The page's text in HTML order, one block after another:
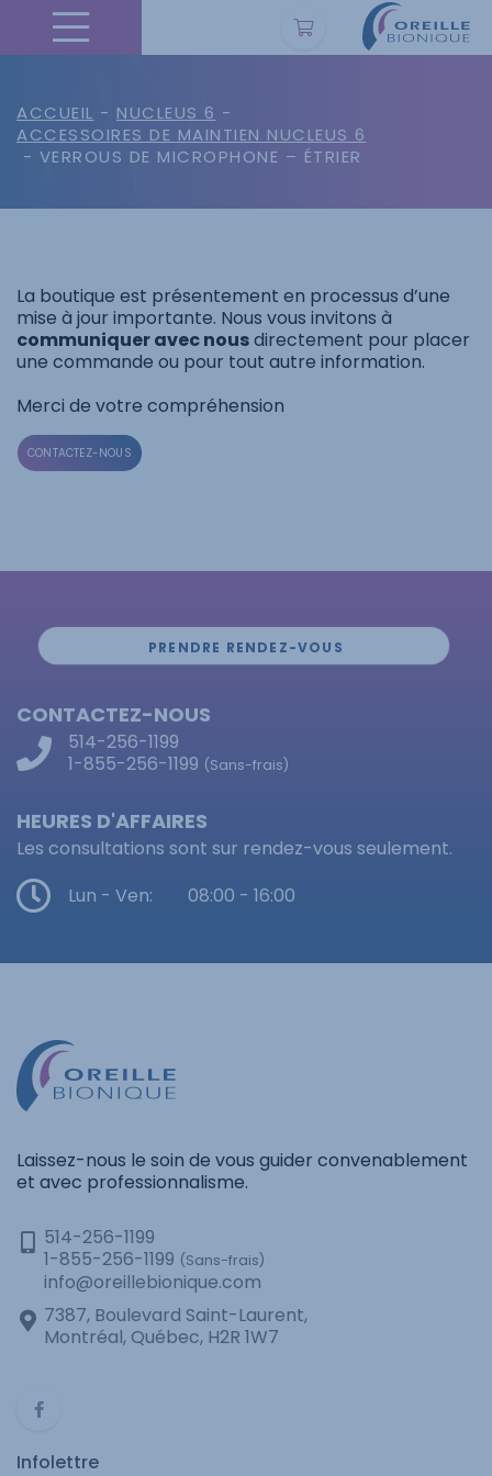
ACCUEIL - NUCLEUS 6 -
ACCESSOIRES DE MAINTIEN NUCLEUS 6
- VERROUS DE MICROPHONE – ÉTRIER
La boutique est présentement en processus d’une
mise à jour importante. Nous vous invitons à
communiquer avec nousdirectement pour placer
une commande ou pour tout autre information.
Merci de votre compréhension
CONTACTEZ-NOUS
PRENDRE RENDEZ-VOUS
CONTACTEZ-NOUS
514-256-1199
1-855-256-1199 (Sans-frais)
HEURES D'AFFAIRES
Les consultations sont sur rendez-vous seulement.
Lun - Ven:
08:00 - 16:00
Laissez-nous le soin de vous guider convenablement
et avec professionnalisme.
514-256-1199
1-855-256-1199 (Sans-frais)
info@oreillebionique.com
7387, Boulevard Saint-Laurent,
Montréal, Québec, H2R 1W7
Infolettre